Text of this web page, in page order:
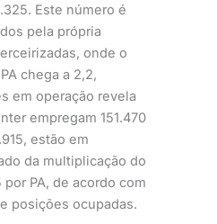
Este número é
pela própria
onde o
chega a 2,2,
em operação revela
empregam 151.470
estão em
da multiplicação do
PA, de acordo com
posições ocupadas.